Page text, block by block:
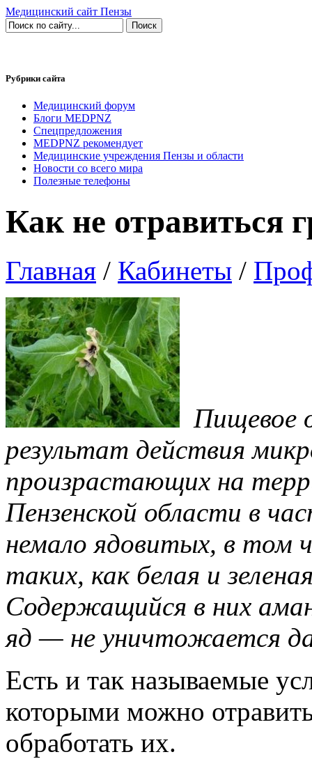
Медицинский сайт Пензы
Рубрики сайта
Медицинский форум
Блоги MEDPNZ
Спецпредложения
MEDPNZ рекомендует
Медицинские учреждения Пензы и области
Новости со всего мира
Полезные телефоны
Как не отравиться
Главная / Кабинеты /
Пищевое
результат действия
произрастающих на
Пензенской области в
немало ядовитых, в том
таких, как белая и
Содержащийся в них
яд — не уничтожается
Есть и так называемые
которыми можно
обработать их.